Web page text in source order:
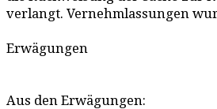
verlangt. Vernehmlassungen
Erwägungen
Aus den Erwägungen: